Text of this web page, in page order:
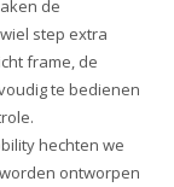
de
step extra
frame, de
te bedienen
hechten we
ontworpen